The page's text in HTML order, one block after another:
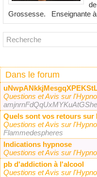
Grossesse. Enseignante
Dans le forum
Questions et Avis sur
Quels sont vos retours
Questions et Avis sur
Flammedespheres
Indications hypnose
Questions et Avis sur
pb d'addiction à l'alcool
Questions et Avis sur